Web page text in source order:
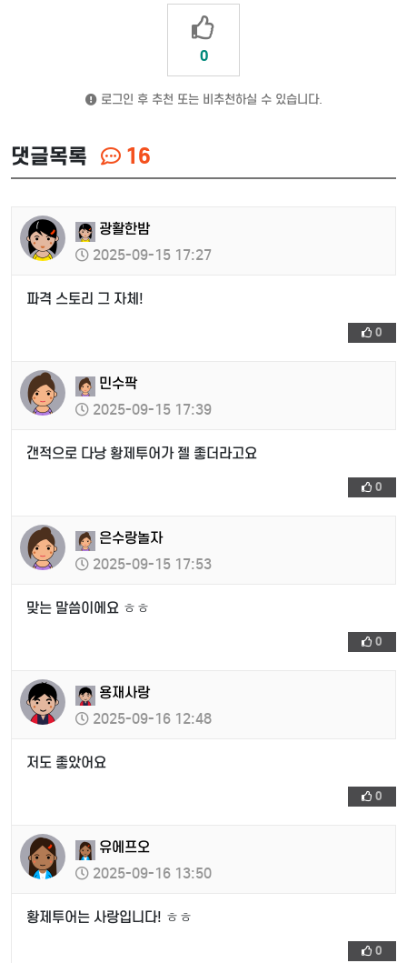
0
로그인 후 추천 또는 비추천하실 수 있습니다.
댓글목록 16
광활한밤
2025-09-15 17:27
파격 스토리 그 자체!
0
민수팍
2025-09-15 17:39
갠적으로 다낭 황제투어가 젤 좋더라고요
0
은수랑놀자
2025-09-15 17:53
맞는 말씀이에요 ㅎㅎ
0
용재사랑
2025-09-16 12:48
저도 좋았어요
0
유에프오
2025-09-16 13:50
황제투어는 사랑입니다! ㅎㅎ
0